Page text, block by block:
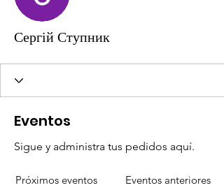
Сергій Ступник
Eventos
Sigue y administra tus pedidos aquí.
Próximos eventos Eventos anteriores